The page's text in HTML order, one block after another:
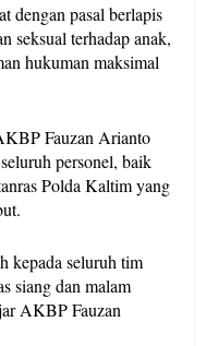
dengan pasal berlapis
seksual terhadap anak,
hukuman maksimal
Fauzan Arianto
personel, baik
Polda Kaltim yang
kepada seluruh tim
siang dan malam
AKBP Fauzan